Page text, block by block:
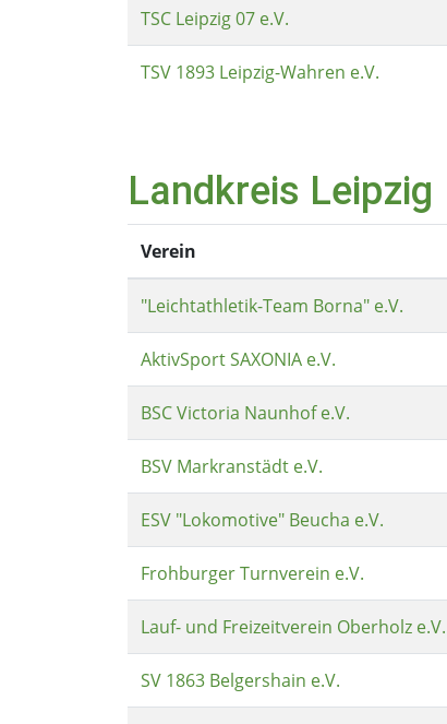
TSC Leipzig 07 e.V.
TSV 1893 Leipzig-Wahren e.V.
Landkreis Leipzig
Verein
"Leichtathletik-Team Borna" e.V.
AktivSport SAXONIA e.V.
BSC Victoria Naunhof e.V.
BSV Markranstädt e.V.
ESV "Lokomotive" Beucha e.V.
Frohburger Turnverein e.V.
Lauf- und Freizeitverein Oberholz e.V.
SV 1863 Belgershain e.V.